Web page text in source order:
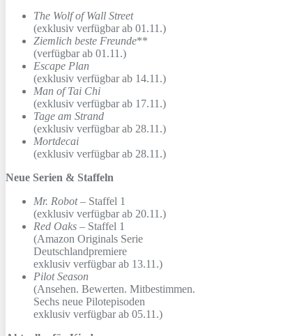
The Wolf of Wall Street
(exklusiv verfügbar ab 01.11.)
Ziemlich beste Freunde**
(verfügbar ab 01.11.)
Escape Plan
(exklusiv verfügbar ab 14.11.)
Man of Tai Chi
(exklusiv verfügbar ab 17.11.)
Tage am Strand
(exklusiv verfügbar ab 28.11.)
Mortdecai
(exklusiv verfügbar ab 28.11.)
Neue Serien & Staffeln
Mr. Robot– Staffel 1
(exklusiv verfügbar ab 20.11.)
Red Oaks – Staffel 1
(Amazon Originals Serie
Deutschlandpremiere
exklusiv verfügbar ab 13.11.)
Pilot Season
(Ansehen. Bewerten. Mitbestimmen.
Sechs neue Pilotepisoden
exklusiv verfügbar ab 05.11.)